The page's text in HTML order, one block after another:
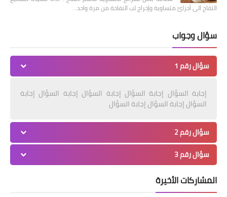
التفاح الى أجزائ متساوية وإخراج لب التفاحة من مرة واحد…
سؤال وجواب
سؤال رقم 1
إجابة السؤال إجابة السؤال إجابة السؤال إجابة السؤال إجابة
السؤال إجابة السؤال إجابة السؤال
سؤال رقم 2
سؤال رقم 3
المشاركات الأخيرة